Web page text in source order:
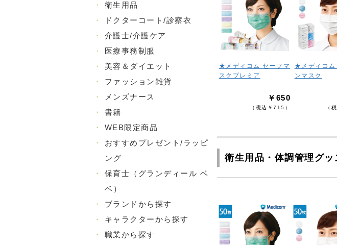
・
衛生用品
・
ドクターコート/診察衣
・
介護士/介護ケア
・
医療事務制服
・
美容＆ダイエット
・
ファッション雑貨
・
メンズナース
・
書籍
・
WEB限定商品
・
おすすめプレゼント/ラッピ
ング
・
保育士（グランディール ベ
ベ）
・
ブランドから探す
・
キャラクターから探す
・
職業から探す
★メディコム セーフマ
スクプレミア
￥650
（税込￥715）
★メディコム
ンマスク
（
衛生用品・体調管理グッ